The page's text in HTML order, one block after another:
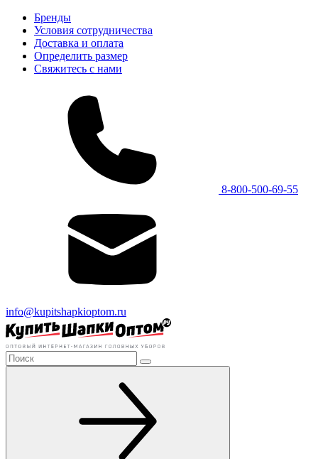
Бренды
Условия сотрудничества
Доставка и оплата
Определить размер
Свяжитесь с нами
8-800-500-69-55
info@kupitshapkioptom.ru